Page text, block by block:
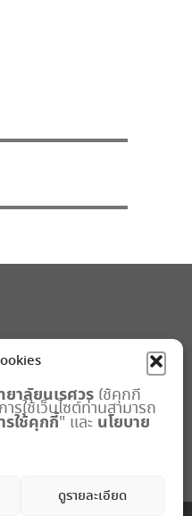
ยาลัยนเรศวร ใช้คุกกี้
ใช้เว็บไซต์ท่านสามารถ
รใช้คุกกี้" และ นโยบาย
ดูรายละเอียด